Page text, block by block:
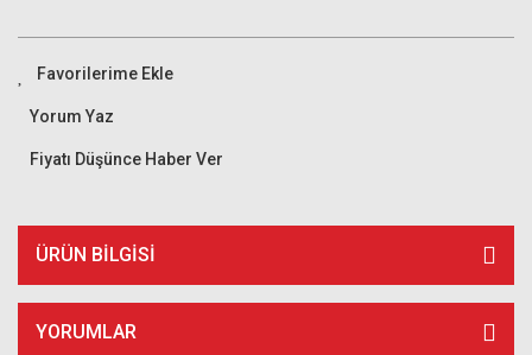
Yorum Yaz
Fiyatı Düşünce Haber Ver
ÜRÜN BILGISI
YORUMLAR